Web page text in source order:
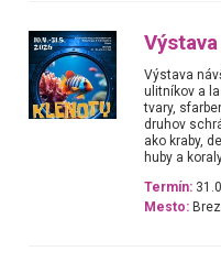
Výstava
ulitníkov a
tvary,
druhov
ako kraby,
huby a
Termín:
Mesto: